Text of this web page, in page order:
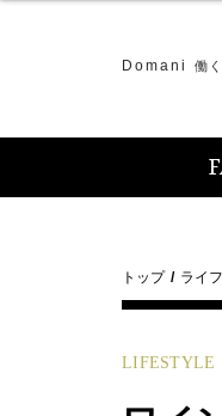
Domani 働
トップ ライ
LIFESTYLE